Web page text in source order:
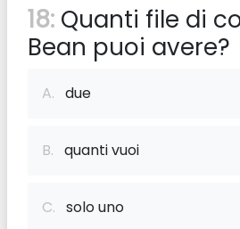
18: Quanti file di
Bean puoi avere?
A. due
B. quanti vuoi
C. solo uno